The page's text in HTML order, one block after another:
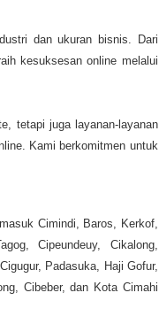
dan ukuran bisnis. Dari
kesuksesan online melalui
tetapi juga layanan-layanan
Kami berkomitmen untuk
Cimindi, Baros, Kerkof,
Cipeundeuy, Cikalong,
Padasuka, Haji Gofur,
Cibeber, dan Kota Cimahi